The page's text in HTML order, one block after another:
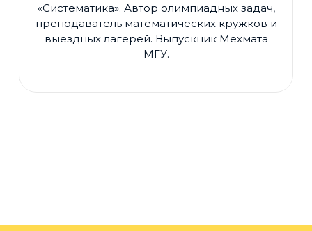
«Систематика». Автор олимпиадных задач,
преподаватель математических кружков и
выездных лагерей. Выпускник Мехмата
МГУ.